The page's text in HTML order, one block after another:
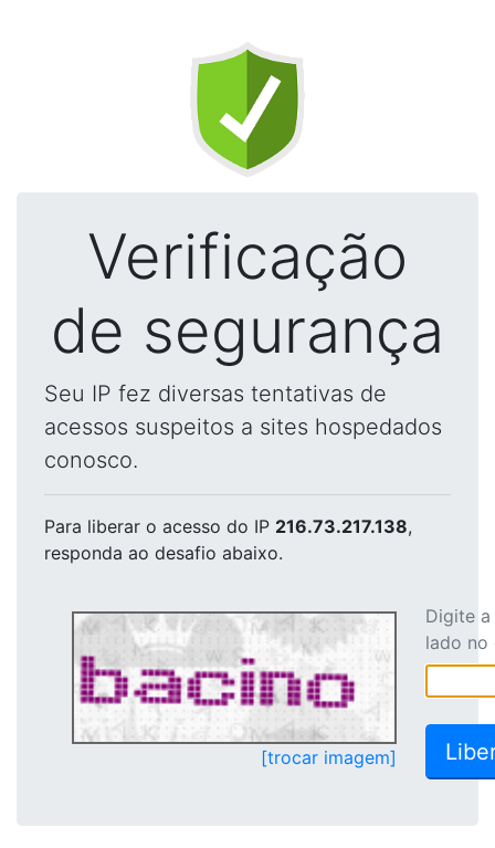
Verificação
de segurança
Seu IP fez diversas tentativas de
acessos suspeitos a sites hospedados
conosco.
Para liberar o acesso do IP 216.73.217.138,
responda ao desafio abaixo.
[trocar imagem]
Digite
lado no